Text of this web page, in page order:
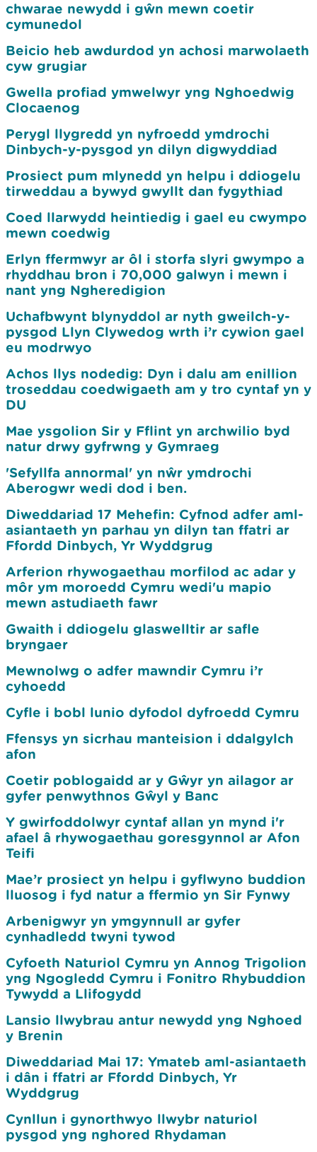
chwarae newydd i gŵn mewn coetir
cymunedol
Beicio heb awdurdod yn achosi marwolaeth
cyw grugiar
Gwella profiad ymwelwyr yng Nghoedwig
Clocaenog
Perygl llygredd yn nyfroedd ymdrochi
Dinbych-y-pysgod yn dilyn digwyddiad
Prosiect pum mlynedd yn helpu i ddiogelu
tirweddau a bywyd gwyllt dan fygythiad
Coed llarwydd heintiedig i gael eu cwympo
mewn coedwig
Erlyn ffermwyr ar ôl i storfa slyri gwympo a
rhyddhau bron i 70,000 galwyn i mewn i
nant yng Ngheredigion
Uchafbwynt blynyddol ar nyth gweilch-y-
pysgod Llyn Clywedog wrth i’r cywion gael
eu modrwyo
Achos llys nodedig: Dyn i dalu am enillion
troseddau coedwigaeth am y tro cyntaf yn y
DU
Mae ysgolion Sir y Fflint yn archwilio byd
natur drwy gyfrwng y Gymraeg
'Sefyllfa annormal' yn nŵr ymdrochi
Aberogwr wedi dod i ben.
Diweddariad 17 Mehefin: Cyfnod adfer aml-
asiantaeth yn parhau yn dilyn tan ffatri ar
Ffordd Dinbych, Yr Wyddgrug
Arferion rhywogaethau morfilod ac adar y
môr ym moroedd Cymru wedi'u mapio
mewn astudiaeth fawr
Gwaith i ddiogelu glaswelltir ar safle
bryngaer
Mewnolwg o adfer mawndir Cymru i’r
cyhoedd
Cyfle i bobl lunio dyfodol dyfroedd Cymru
Ffensys yn sicrhau manteision i ddalgylch
afon
Coetir poblogaidd ar y Gŵyr yn ailagor ar
gyfer penwythnos Gŵyl y Banc
Y gwirfoddolwyr cyntaf allan yn mynd i'r
afael â rhywogaethau goresgynnol ar Afon
Teifi
Mae’r prosiect yn helpu i gyflwyno buddion
lluosog i fyd natur a ffermio yn Sir Fynwy
Arbenigwyr yn ymgynnull ar gyfer
cynhadledd twyni tywod
Cyfoeth Naturiol Cymru yn Annog Trigolion
yng Ngogledd Cymru i Fonitro Rhybuddion
Tywydd a Llifogydd
Lansio llwybrau antur newydd yng Nghoed
y Brenin
Diweddariad Mai 17: Ymateb aml-asiantaeth
i dân i ffatri ar Ffordd Dinbych, Yr
Wyddgrug
Cynllun i gynorthwyo llwybr naturiol
pysgod yng nghored Rhydaman